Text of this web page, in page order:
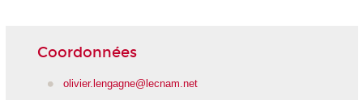
Coordonnées
olivier.lengagne@lecnam.net